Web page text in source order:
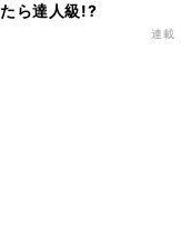
ら達人級!?
連載